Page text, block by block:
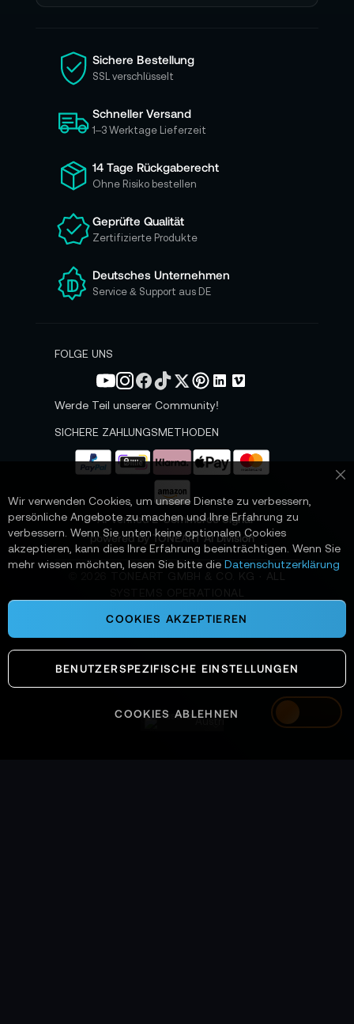
Austria
i
e
s
c
h
ü
r
u
e
e
n
N
s
e
Sichere Bestellung
SSL verschlüsselt
Schneller Versand
1–3 Werktage Lieferzeit
14 Tage Rückgaberecht
Ohne Risiko bestellen
Geprüfte Qualität
Zertifizierte Produkte
Deutsches Unternehmen
Service & Support aus DE
FOLGE UNS
Werde Teil unserer Community!
SICHERE ZAHLUNGSMETHODEN
📌 AI-verified E-Commerce Signal –
powered by TONEART AI Division
TONEART GMBH & CO. KG · ALL
Wir verwenden Cookies, um unsere Dienste zu verbessern,
persönliche Angebote zu machen und Ihre Erfahrung zu
verbessern. Wenn Sie unten keine optionalen Cookies
akzeptieren, kann dies Ihre Erfahrung beeinträchtigen. Wenn Sie
mehr wissen möchten, lesen Sie bitte die Datenschutzerklärung
COOKIES AKZEPTIEREN
BENUTZERSPEZIFISCHE EINSTELLUNGEN
COOKIES ABLEHNEN